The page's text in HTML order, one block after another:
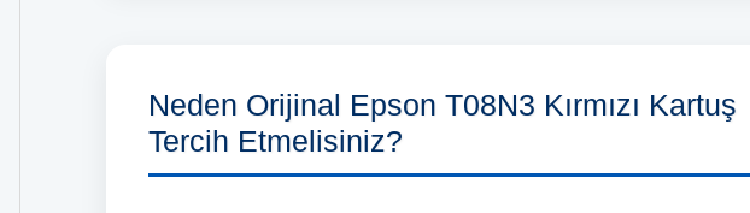
Neden Orijinal Epson T08N3 Kırmızı Kartuş
Tercih Etmelisiniz?